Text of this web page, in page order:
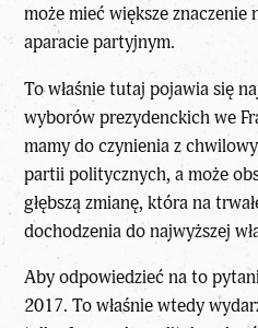
może mieć większe
aparacie partyjnym.
To właśnie tutaj pojawia się
wyborów prezydenckich we
mamy do czynienia z
partii politycznych, a może
głębszą zmianę, która na
dochodzenia do najwyższej
Aby odpowiedzieć na to
2017. To właśnie wtedy